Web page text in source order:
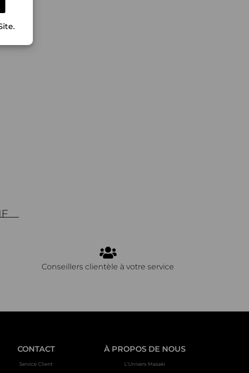
Conseillers clientèle à votre service
CONTACT
Service Client
À PROPOS DE NOUS
L'Univers Masaki